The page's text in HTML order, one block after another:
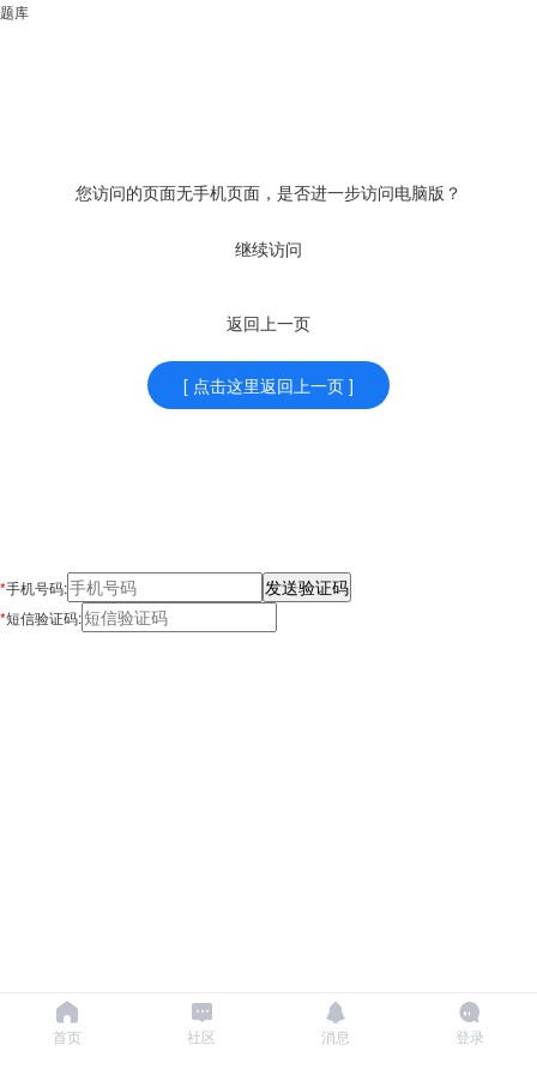
题库
您访问的页面无手机页面，是否进一步访问电脑版？
继续访问
返回上一页
[ 点击这里返回上一页 ]
首页 社区 消息 登录
*手机号码:
*短信验证码: